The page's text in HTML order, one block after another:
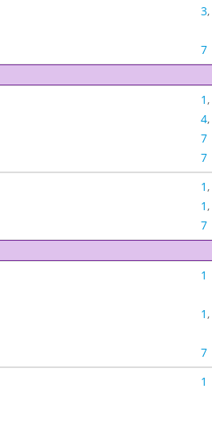
3,
7
1,
4,
7
7
1,
1,
7
1
1,
7
1